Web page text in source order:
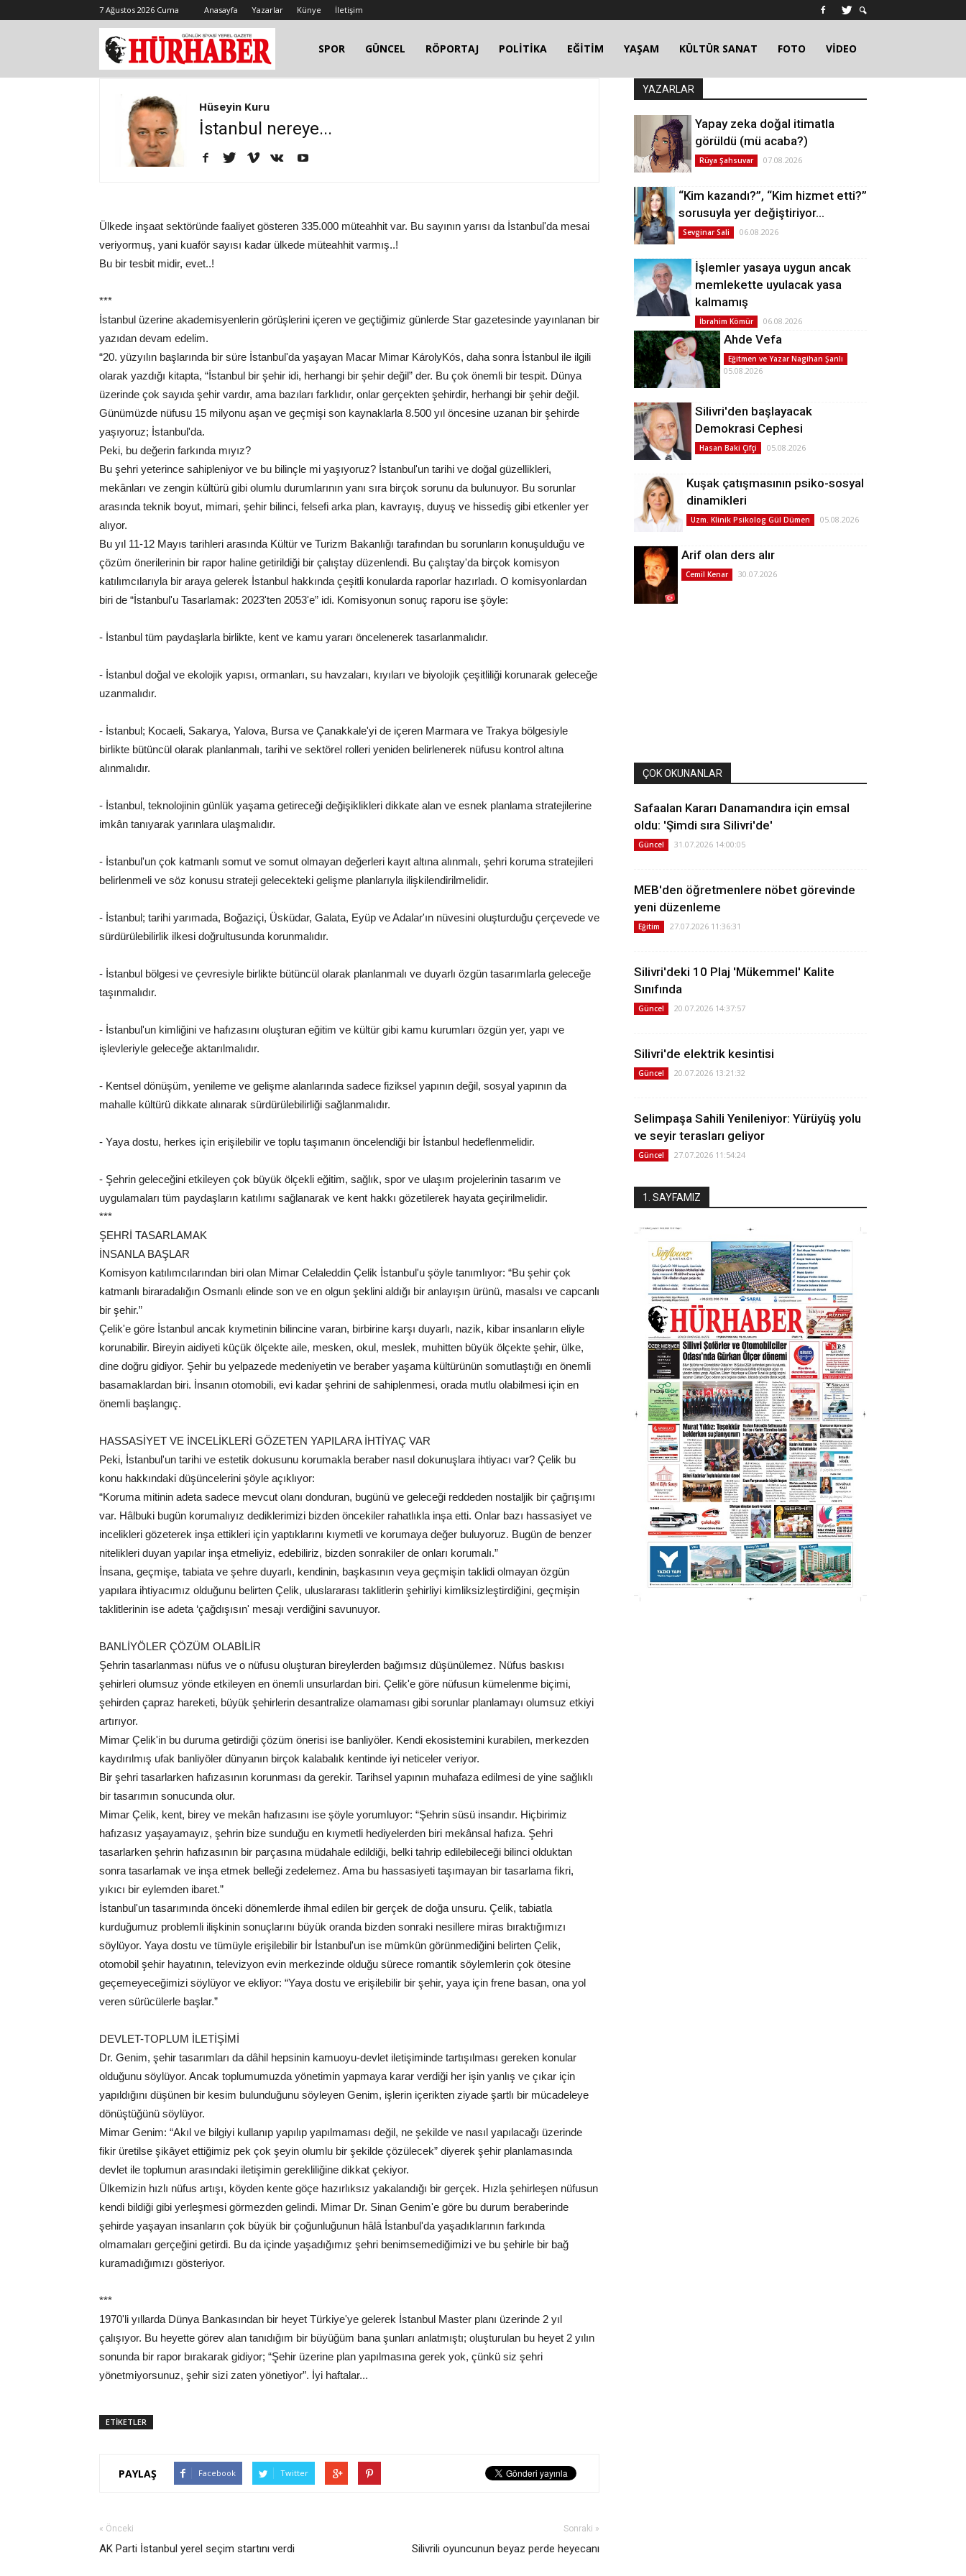
7 Ağustos 2026 Cuma Anasayfa Yazarlar Künye İletişim
SPOR GÜNCEL RÖPORTAJ POLİTİKA EĞİTİM YAŞAM KÜLTÜR SANAT FOTO VİDEO
Hüseyin Kuru
İstanbul nereye...
Ülkede inşaat sektöründe faaliyet gösteren 335.000 müteahhit var. Bu sayının yarısı da İstanbul'da mesai
veriyormuş, yani kuaför sayısı kadar ülkede müteahhit varmış..!
Bu bir tesbit midir, evet..!
***
İstanbul üzerine akademisyenlerin görüşlerini içeren ve geçtiğimiz günlerde Star gazetesinde yayınlanan bir
yazıdan devam edelim.
“20. yüzyılın başlarında bir süre İstanbul'da yaşayan Macar Mimar KárolyKós, daha sonra İstanbul ile ilgili
olarak yazdığı kitapta, “İstanbul bir şehir idi, herhangi bir şehir değil” der. Bu çok önemli bir tespit. Dünya
üzerinde çok sayıda şehir vardır, ama bazıları farklıdır, onlar gerçekten şehirdir, herhangi bir şehir değil.
Günümüzde nüfusu 15 milyonu aşan ve geçmişi son kaynaklarla 8.500 yıl öncesine uzanan bir şehirde
yaşıyoruz; İstanbul'da.
Peki, bu değerin farkında mıyız?
Bu şehri yeterince sahipleniyor ve bu bilinçle mi yaşıyoruz? İstanbul'un tarihi ve doğal güzellikleri,
mekânları ve zengin kültürü gibi olumlu durumlarının yanı sıra birçok sorunu da bulunuyor. Bu sorunlar
arasında teknik boyut, mimari, şehir bilinci, felsefi arka plan, kavrayış, duyuş ve hissediş gibi etkenler yer
alıyor.
Bu yıl 11-12 Mayıs tarihleri arasında Kültür ve Turizm Bakanlığı tarafından bu sorunların konuşulduğu ve
çözüm önerilerinin bir rapor haline getirildiği bir çalıştay düzenlendi. Bu çalıştay'da birçok komisyon
katılımcılarıyla bir araya gelerek İstanbul hakkında çeşitli konularda raporlar hazırladı. O komisyonlardan
biri de “İstanbul'u Tasarlamak: 2023'ten 2053'e” idi. Komisyonun sonuç raporu ise şöyle:
- İstanbul tüm paydaşlarla birlikte, kent ve kamu yararı öncelenerek tasarlanmalıdır.
- İstanbul doğal ve ekolojik yapısı, ormanları, su havzaları, kıyıları ve biyolojik çeşitliliği korunarak geleceğe
uzanmalıdır.
- İstanbul; Kocaeli, Sakarya, Yalova, Bursa ve Çanakkale'yi de içeren Marmara ve Trakya bölgesiyle
birlikte bütüncül olarak planlanmalı, tarihi ve sektörel rolleri yeniden belirlenerek nüfusu kontrol altına
alınmalıdır.
- İstanbul, teknolojinin günlük yaşama getireceği değişiklikleri dikkate alan ve esnek planlama stratejilerine
imkân tanıyarak yarınlara ulaşmalıdır.
- İstanbul'un çok katmanlı somut ve somut olmayan değerleri kayıt altına alınmalı, şehri koruma stratejileri
belirlenmeli ve söz konusu strateji gelecekteki gelişme planlarıyla ilişkilendirilmelidir.
- İstanbul; tarihi yarımada, Boğaziçi, Üsküdar, Galata, Eyüp ve Adalar'ın nüvesini oluşturduğu çerçevede ve
sürdürülebilirlik ilkesi doğrultusunda korunmalıdır.
- İstanbul bölgesi ve çevresiyle birlikte bütüncül olarak planlanmalı ve duyarlı özgün tasarımlarla geleceğe
taşınmalıdır.
- İstanbul'un kimliğini ve hafızasını oluşturan eğitim ve kültür gibi kamu kurumları özgün yer, yapı ve
işlevleriyle geleceğe aktarılmalıdır.
- Kentsel dönüşüm, yenileme ve gelişme alanlarında sadece fiziksel yapının değil, sosyal yapının da
mahalle kültürü dikkate alınarak sürdürülebilirliği sağlanmalıdır.
- Yaya dostu, herkes için erişilebilir ve toplu taşımanın öncelendiği bir İstanbul hedeflenmelidir.
- Şehrin geleceğini etkileyen çok büyük ölçekli eğitim, sağlık, spor ve ulaşım projelerinin tasarım ve
uygulamaları tüm paydaşların katılımı sağlanarak ve kent hakkı gözetilerek hayata geçirilmelidir.
***
ŞEHRİ TASARLAMAK
İNSANLA BAŞLAR
Komisyon katılımcılarından biri olan Mimar Celaleddin Çelik İstanbul'u şöyle tanımlıyor: “Bu şehir çok
katmanlı biraradalığın Osmanlı elinde son ve en olgun şeklini aldığı bir anlayışın ürünü, masalsı ve capcanlı
bir şehir.”
Çelik'e göre İstanbul ancak kıymetinin bilincine varan, birbirine karşı duyarlı, nazik, kibar insanların eliyle
korunabilir. Bireyin aidiyeti küçük ölçekte aile, mesken, okul, meslek, muhitten büyük ölçekte şehir, ülke,
dine doğru gidiyor. Şehir bu yelpazede medeniyetin ve beraber yaşama kültürünün somutlaştığı en önemli
basamaklardan biri. İnsanın otomobili, evi kadar şehrini de sahiplenmesi, orada mutlu olabilmesi için en
önemli başlangıç.
HASSASİYET VE İNCELİKLERİ GÖZETEN YAPILARA İHTİYAÇ VAR
Peki, İstanbul'un tarihi ve estetik dokusunu korumakla beraber nasıl dokunuşlara ihtiyacı var? Çelik bu
konu hakkındaki düşüncelerini şöyle açıklıyor:
“Koruma mitinin adeta sadece mevcut olanı donduran, bugünü ve geleceği reddeden nostaljik bir çağrışımı
var. Hâlbuki bugün korumalıyız dediklerimizi bizden öncekiler rahatlıkla inşa etti. Onlar bazı hassasiyet ve
incelikleri gözeterek inşa ettikleri için yaptıklarını kıymetli ve korumaya değer buluyoruz. Bugün de benzer
nitelikleri duyan yapılar inşa etmeliyiz, edebiliriz, bizden sonrakiler de onları korumalı.”
İnsana, geçmişe, tabiata ve şehre duyarlı, kendinin, başkasının veya geçmişin taklidi olmayan özgün
yapılara ihtiyacımız olduğunu belirten Çelik, uluslararası taklitlerin şehirliyi kimliksizleştirdiğini, geçmişin
taklitlerinin ise adeta ‘çağdışısın' mesajı verdiğini savunuyor.
BANLİYÖLER ÇÖZÜM OLABİLİR
Şehrin tasarlanması nüfus ve o nüfusu oluşturan bireylerden bağımsız düşünülemez. Nüfus baskısı
şehirleri olumsuz yönde etkileyen en önemli unsurlardan biri. Çelik'e göre nüfusun kümelenme biçimi,
şehirden çapraz hareketi, büyük şehirlerin desantralize olamaması gibi sorunlar planlamayı olumsuz etkiyi
artırıyor.
Mimar Çelik'in bu duruma getirdiği çözüm önerisi ise banliyöler. Kendi ekosistemini kurabilen, merkezden
kaydırılmış ufak banliyöler dünyanın birçok kalabalık kentinde iyi neticeler veriyor.
Bir şehri tasarlarken hafızasının korunması da gerekir. Tarihsel yapının muhafaza edilmesi de yine sağlıklı
bir tasarımın sonucunda olur.
Mimar Çelik, kent, birey ve mekân hafızasını ise şöyle yorumluyor: “Şehrin süsü insandır. Hiçbirimiz
hafızasız yaşayamayız, şehrin bize sunduğu en kıymetli hediyelerden biri mekânsal hafıza. Şehri
tasarlarken şehrin hafızasının bir parçasına müdahale edildiği, belki tahrip edilebileceği bilinci olduktan
sonra tasarlamak ve inşa etmek belleği zedelemez. Ama bu hassasiyeti taşımayan bir tasarlama fikri,
yıkıcı bir eylemden ibaret.”
İstanbul'un tasarımında önceki dönemlerde ihmal edilen bir gerçek de doğa unsuru. Çelik, tabiatla
kurduğumuz problemli ilişkinin sonuçlarını büyük oranda bizden sonraki nesillere miras bıraktığımızı
söylüyor. Yaya dostu ve tümüyle erişilebilir bir İstanbul'un ise mümkün görünmediğini belirten Çelik,
otomobil şehir hayatının, televizyon evin merkezinde olduğu sürece romantik söylemlerin çok ötesine
geçemeyeceğimizi söylüyor ve ekliyor: “Yaya dostu ve erişilebilir bir şehir, yaya için frene basan, ona yol
veren sürücülerle başlar.”
DEVLET-TOPLUM İLETİŞİMİ
Dr. Genim, şehir tasarımları da dâhil hepsinin kamuoyu-devlet iletişiminde tartışılması gereken konular
olduğunu söylüyor. Ancak toplumumuzda yönetimin yapmaya karar verdiği her işin yanlış ve çıkar için
yapıldığını düşünen bir kesim bulunduğunu söyleyen Genim, işlerin içerikten ziyade şartlı bir mücadeleye
dönüştüğünü söylüyor.
Mimar Genim: “Akıl ve bilgiyi kullanıp yapılıp yapılmaması değil, ne şekilde ve nasıl yapılacağı üzerinde
fikir üretilse şikâyet ettiğimiz pek çok şeyin olumlu bir şekilde çözülecek” diyerek şehir planlamasında
devlet ile toplumun arasındaki iletişimin gerekliliğine dikkat çekiyor.
Ülkemizin hızlı nüfus artışı, köyden kente göçe hazırlıksız yakalandığı bir gerçek. Hızla şehirleşen nüfusun
kendi bildiği gibi yerleşmesi görmezden gelindi. Mimar Dr. Sinan Genim'e göre bu durum beraberinde
şehirde yaşayan insanların çok büyük bir çoğunluğunun hâlâ İstanbul'da yaşadıklarının farkında
olmamaları gerçeğini getirdi. Bu da içinde yaşadığımız şehri benimsemediğimizi ve bu şehirle bir bağ
kuramadığımızı gösteriyor.
***
1970'li yıllarda Dünya Bankasından bir heyet Türkiye'ye gelerek İstanbul Master planı üzerinde 2 yıl
çalışıyor. Bu heyette görev alan tanıdığım bir büyüğüm bana şunları anlatmıştı; oluşturulan bu heyet 2 yılın
sonunda bir rapor bırakarak gidiyor; “Şehir üzerine plan yapılmasına gerek yok, çünkü siz şehri
yönetmiyorsunuz, şehir sizi zaten yönetiyor”. İyi haftalar...
ETİKETLER
PAYLAŞ Facebook Twitter
« Önceki
AK Parti İstanbul yerel seçim startını verdi
Sonraki »
Silivrili oyuncunun beyaz perde heyecanı
YAZARLAR
Yapay zeka doğal itimatla
görüldü (mü acaba?)
Rüya Şahsuvar 07.08.2026
“Kim kazandı?”, “Kim hizmet etti?”
sorusuyla yer değiştiriyor…
Sevginar Sali 06.08.2026
İşlemler yasaya uygun ancak
memlekette uyulacak yasa
kalmamış
İbrahim Kömür 06.08.2026
Ahde Vefa
Eğitmen ve Yazar Nagihan Şanlı
05.08.2026
Silivri'den başlayacak
Demokrasi Cephesi
Hasan Baki Çifçi 05.08.2026
Kuşak çatışmasının psiko-sosyal
dinamikleri
Uzm. Klinik Psikolog Gül Dümen 05.08.2026
Arif olan ders alır
Cemil Kenar 30.07.2026
ÇOK OKUNANLAR
Safaalan Kararı Danamandıra için emsal
oldu: 'Şimdi sıra Silivri'de'
Güncel 31.07.2026 14:00:05
MEB'den öğretmenlere nöbet görevinde
yeni düzenleme
Eğitim 27.07.2026 11:36:31
Silivri'deki 10 Plaj 'Mükemmel' Kalite
Sınıfında
Güncel 20.07.2026 14:37:57
Silivri'de elektrik kesintisi
Güncel 20.07.2026 13:21:32
Selimpaşa Sahili Yenileniyor: Yürüyüş yolu
ve seyir terasları geliyor
Güncel 27.07.2026 11:54:24
1. SAYFAMIZ